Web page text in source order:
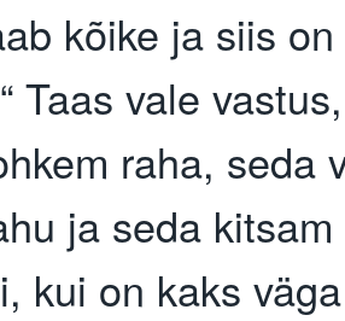
kõike ja siis
Taas vale
raha, seda
ja seda
kui on kaks